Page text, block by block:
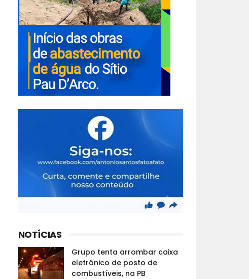
NOTÍCIAS
Grupo tenta arrombar caixa
eletrônico de posto de
combustíveis, na PB